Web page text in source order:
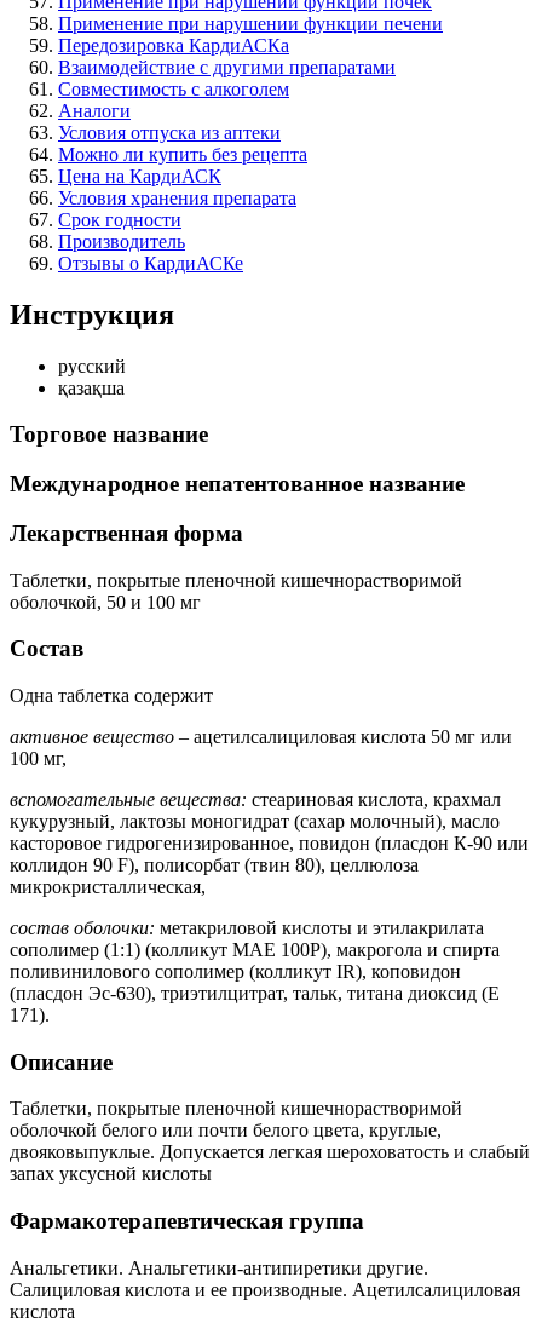
Применение при нарушении функции печени
Передозировка КардиАСКа
Взаимодействие с другими препаратами
Совместимость с алкоголем
Аналоги
Условия отпуска из аптеки
Можно ли купить без рецепта
Цена на КардиАСК
Условия хранения препарата
Срок годности
Производитель
Отзывы о КардиАСКе
Инструкция
русский
қазақша
Торговое название
Международное непатентованное название
Лекарственная форма
Таблетки, покрытые пленочной кишечнорастворимой
оболочкой, 50 и 100 мг
Состав
Одна таблетка содержит
активное вещество – ацетилсалициловая кислота 50 мг или
100 мг,
вспомогательные вещества: стеариновая кислота, крахмал
кукурузный, лактозы моногидрат (сахар молочный), масло
касторовое гидрогенизированное, повидон (пласдон К-90 или
коллидон 90 F), полисорбат (твин 80), целлюлоза
микрокристаллическая,
состав оболочки: метакриловой кислоты и этилакрилата
сополимер (1:1) (колликут МАЕ 100Р), макрогола и спирта
поливинилового сополимер (колликут IR), коповидон
(пласдон Эс-630), триэтилцитрат, тальк, титана диоксид (Е
171).
Описание
Таблетки, покрытые пленочной кишечнорастворимой
оболочкой белого или почти белого цвета, круглые,
двояковыпуклые. Допускается легкая шероховатость и слабый
запах уксусной кислоты
Фармакотерапевтическая группа
Анальгетики. Анальгетики-антипиретики другие.
Салициловая кислота и ее производные. Ацетилсалициловая
кислота